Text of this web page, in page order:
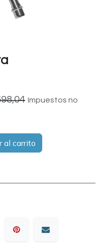
Impuestos no
al carrito